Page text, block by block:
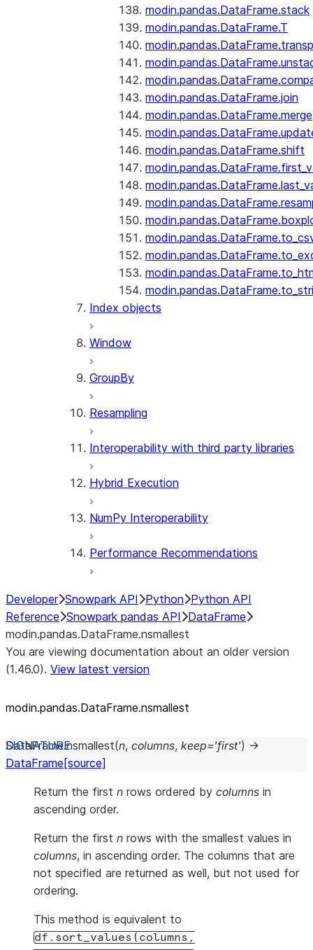
modin.pandas.DataFrame.stack
modin.pandas.DataFrame.T
modin.pandas.DataFrame.join
modin.pandas.DataFrame.merge
modin.pandas.DataFrame.shift
Index objects
Window
GroupBy
Resampling
Interoperability with third party libraries
Hybrid Execution
NumPy Interoperability
Performance Recommendations
Developer Snowpark API Python Python API
Reference Snowpark pandas API
DataFrame
modin.pandas.DataFrame.nsmallest
You are viewing documentation about an older version
(1.46.0). View latest version
modin.pandas.DataFrame.nsmallest
DataFrame.nsmallest(n, columns, keep='first') →
DataFrame [source]
Return the first n rows ordered by columns in
ascending order.
Return the first n rows with the smallest values in
columns, in ascending order. The columns that are
not specified are returned as well, but not used for
ordering.
This method is equivalent to
df.sort_values(columns,